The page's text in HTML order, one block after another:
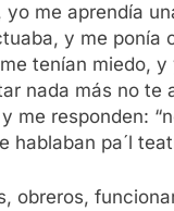
me aprendía
y me ponía
tenían miedo,
nada más no te
me responden:
pa´l
obreros,